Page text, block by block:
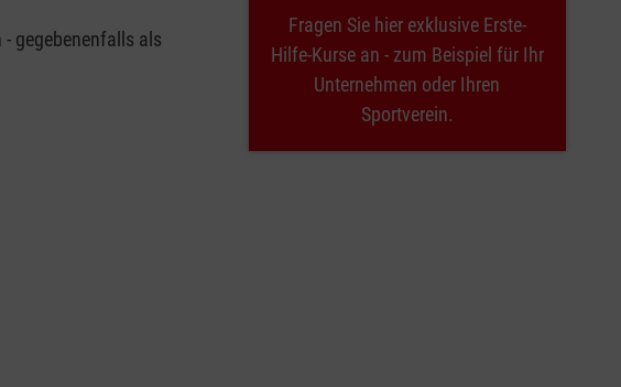
gegebenenfalls als
Fragen Sie hier exklusive Erste-
Hilfe-Kurse an - zum Beispiel für Ihr
Unternehmen oder Ihren
Sportverein.